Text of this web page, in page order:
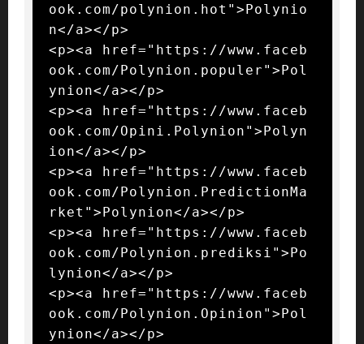
ook.com/polynion.hot">Polynio
n</a></p>
<p><a href="https://www.faceb
ook.com/Polynion.populer">Pol
ynion</a></p>
<p><a href="https://www.faceb
ook.com/Opini.Polynion">Polyn
ion</a></p>
<p><a href="https://www.faceb
ook.com/Polynion.PredictionMa
rket">Polynion</a></p>
<p><a href="https://www.faceb
ook.com/Polynion.prediksi">Po
lynion</a></p>
<p><a href="https://www.faceb
ook.com/Polynion.Opinion">Pol
ynion</a></p>